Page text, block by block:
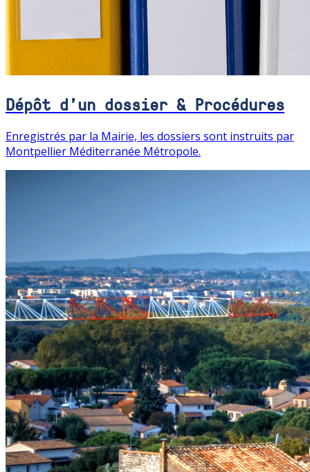
Dépôt d'un dossier & Procédures
Enregistrés par la Mairie, les dossiers sont instruits par
Montpellier Méditerranée Métropole.